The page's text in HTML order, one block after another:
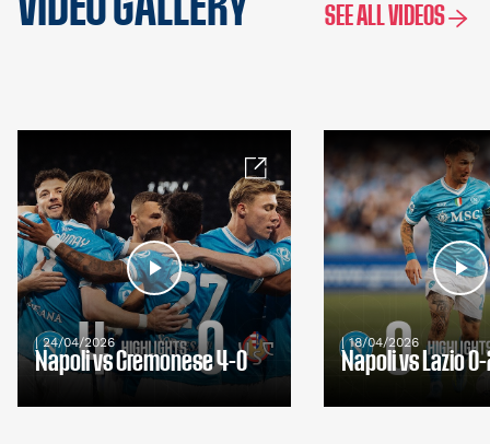
SEE ALL VIDEOS
| 24/04/2026
Napoli vs Cremonese 4-0
| 18/04/2026
Napoli vs Lazio